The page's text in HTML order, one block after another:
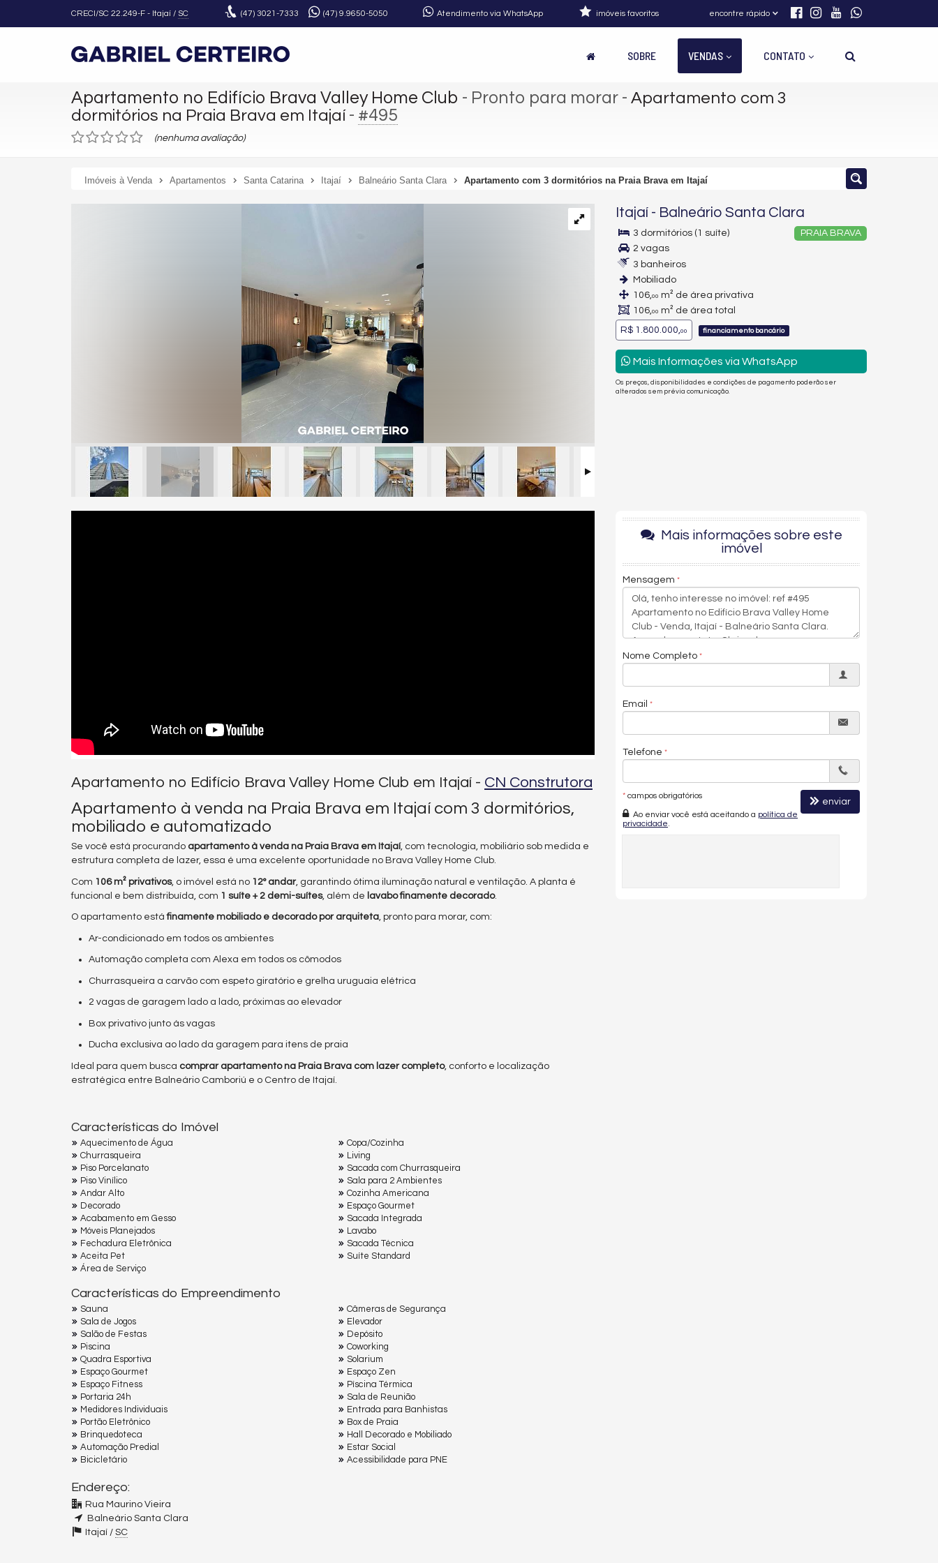
CRECI/SC 22.249-F - Itajaí / SC (47)3021-7333 (47)9.9650-5050 Atendimento via WhatsApp encontre rápido
imóveis favoritos
SOBRE VENDAS CONTATO
Apartamento no Edifício Brava Valley Home Club - Pronto para morar - Apartamento com 3
dormitórios na Praia Brava em Itajaí- #495
(nenhuma avaliação)
Imóveis à Venda Apartamentos Santa Catarina Itajaí Balneário Santa Clara Apartamento com 3 dormitórios na Praia Brava em Itajaí
Itajaí - Balneário Santa Clara
PRAIA BRAVA
3 dormitórios (1 suíte)
2 vagas
3 banheiros
Mobiliado
106,00 m² de área privativa
106,00 m² de área total
R$ 1.800.000,00 financiamento bancário
Mais Informações via WhatsApp
Os preços, disponibilidades e condições de pagamento poderão ser
alterados sem prévia comunicação.
Apartamento no Edifício Brava Valley Home Club em Itajaí - CN Construtora
Apartamento à venda na Praia Brava em Itajaí com 3 dormitórios,
mobiliado e automatizado
Se você está procurando apartamento à venda na Praia Brava em Itajaí, com tecnologia, mobiliário sob medida e
estrutura completa de lazer, essa é uma excelente oportunidade no Brava Valley Home Club.
Com 106 m² privativos, o imóvel está no 12º andar, garantindo ótima iluminação natural e ventilação. A planta é
funcional e bem distribuída, com 1 suíte + 2 demi-suítes, além de lavabo finamente decorado.
O apartamento estáfinamente mobiliado e decorado por arquiteta, pronto para morar, com:
Ar-condicionado em todos os ambientes
Automação completa com Alexa em todos os cômodos
Churrasqueira a carvão com espeto giratório e grelha uruguaia elétrica
2 vagas de garagem lado a lado, próximas ao elevador
Box privativo junto às vagas
Ducha exclusiva ao lado da garagem para itens de praia
Ideal para quem busca comprar apartamento na Praia Brava com lazer completo, conforto e localização
estratégica entre Balneário Camboriú e o Centro de Itajaí.
Características do Imóvel
Aquecimento de Água
Churrasqueira
Piso Porcelanato
Piso Vinílico
Andar Alto
Decorado
Acabamento em Gesso
Móveis Planejados
Fechadura Eletrônica
Aceita Pet
Área de Serviço
Copa/Cozinha
Living
Sacada com Churrasqueira
Sala para 2 Ambientes
Cozinha Americana
Espaço Gourmet
Sacada Integrada
Lavabo
Sacada Técnica
Suíte Standard
Características do Empreendimento
Sauna
Sala de Jogos
Salão de Festas
Piscina
Quadra Esportiva
Espaço Gourmet
Espaço Fitness
Portaria 24h
Medidores Individuais
Portão Eletrônico
Brinquedoteca
Automação Predial
Bicicletário
Câmeras de Segurança
Elevador
Depósito
Coworking
Solarium
Espaço Zen
Pìscina Térmica
Sala de Reunião
Entrada para Banhistas
Box de Praia
Hall Decorado e Mobiliado
Estar Social
Acessibilidade para PNE
Endereço:
Rua Maurino Vieira
Balneário Santa Clara
Itajaí / SC
Mais informações sobre este
imóvel
Mensagem
Nome Completo
Email
Telefone
* campos obrigatórios
Ao enviar você está aceitando a política de
privacidade
enviar